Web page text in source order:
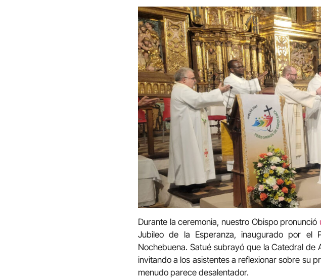
Durante la ceremonia, nuestro Obispo pronunció
Jubileo de la Esperanza, inaugurado por el
Nochebuena. Satué subrayó que la Catedral
invitando a los asistentes a reflexionar sobre su
menudo parece desalentador.